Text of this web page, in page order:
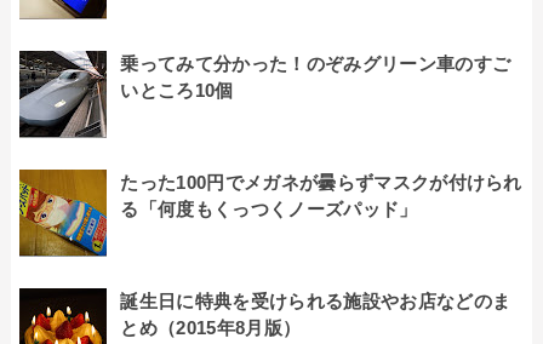
乗ってみて分かった！のぞみグリーン車のすご
いところ10個
たった100円でメガネが曇らずマスクが付けられ
る「何度もくっつくノーズパッド」
誕生日に特典を受けられる施設やお店などのま
とめ（2015年8月版）